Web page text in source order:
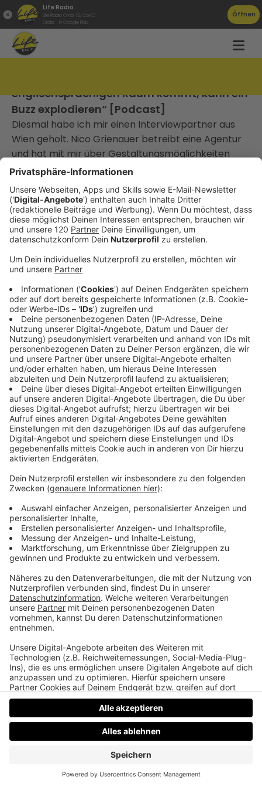
Life Radio
Life Radio GmbH & Co.KG
Gratis - in Google Play
Öffnen
englischsprachigen Raum kommt, kann ein
Buzz explodieren“ [Podcast]
Diesmal habe ich mir einen Interviewpartner aus
Wien geholt. Nico Grienauer betreibt eine Agentur
und hat mit mir über Gestaltungsmöglichkeiten
innerhalb von Facebook gesprochen und von einer
Photoshop-Vorlage erzählt die ziemlich steil ging.
Außerdem haben wir über sein Engagement bei
Drupal Austria gesprochen.
Gute Arbeit, die niemand kennt, gewinnt keinen
Markt.
Die meisten Unternehmen, mit denen ich arbeite,
haben kein Qualitätsproblem. Sie sind besser als ihr
Ruf. Nur weiß das draußen niemand.
Alle zwei Wochen schreibe ich einen Gedanken
darüber, wie sich das ändern lässt. Ein Thema, kein
Sammelbrief.
→teddy.click/newsletter
Wie sichtbar ist dein Unternehmen wirklich?
Der Potenzial-Check dauert vier Minuten. Danach
hast du einen Report mit einer Zahl und fünf
Bereichen — und siehst, wo bei euch draußen nichts
ankommt. Kein Verkaufsgespräch.
→teddy.click/podsignal
Wenn du lieber direkt redest: fünfzehn Minuten, kein
Pitch.teddy.click/termin
Daniel Friesenecker baut Unternehmern ihr
eigenes Medium. Podcast, Video, Strategie. Studio:
TeddyLab, Linz.
LinkedIn:linkedin.com/in/friesenecker
Folge abonnieren:Apple·Spotify·YouTube·alle
DatenschutzImpressumAGBsJobsKontaktWerben